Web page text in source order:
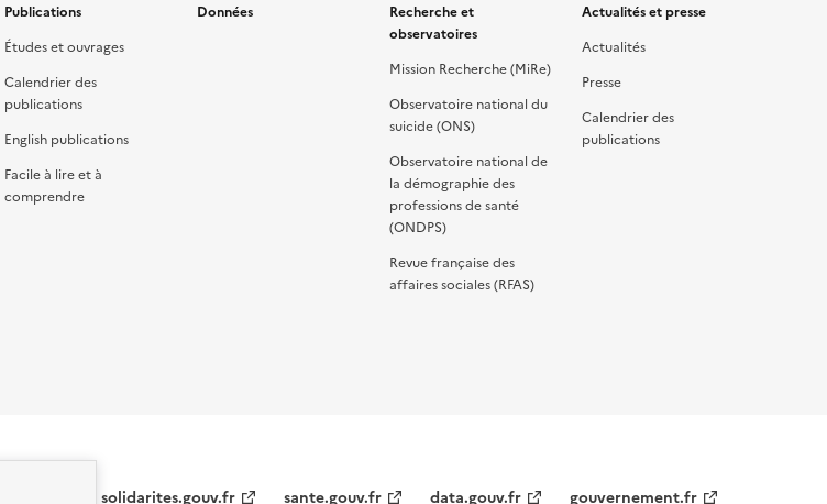
Publications
Études et ouvrages
Calendrier des
publications
English publications
Facile à lire et à
comprendre
Données
Recherche et
observatoires
Mission Recherche (MiRe)
Observatoire national du
suicide (ONS)
Observatoire national de
la démographie des
professions de santé
(ONDPS)
Revue française des
affaires sociales (RFAS)
Actualités et presse
Actualités
Presse
Calendrier des
publications
solidarites.gouv.fr sante.gouv.fr data.gouv.fr gouvernement.fr